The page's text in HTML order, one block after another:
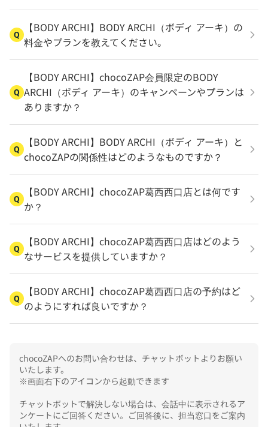
Q
【BODY ARCHI】BODY ARCHI（ボディ アーキ）の
料金やプランを教えてください。
Q
【BODY ARCHI】chocoZAP会員限定のBODY
ARCHI（ボディ アーキ）のキャンペーンやプランは
ありますか？
Q
【BODY ARCHI】BODY ARCHI（ボディ アーキ）と
chocoZAPの関係性はどのようなものですか？
Q
【BODY ARCHI】chocoZAP葛西西口店とは何です
か？
Q
【BODY ARCHI】chocoZAP葛西西口店はどのよう
なサービスを提供していますか？
Q
【BODY ARCHI】chocoZAP葛西西口店の予約はど
のようにすれば良いですか？
chocoZAPへのお問い合わせは、チャットボットよりお願い
いたします。
※画面右下のアイコンから起動できます
チャットボットで解決しない場合は、会話中に表示されるア
ンケートにご回答ください。ご回答後に、担当窓口をご案内